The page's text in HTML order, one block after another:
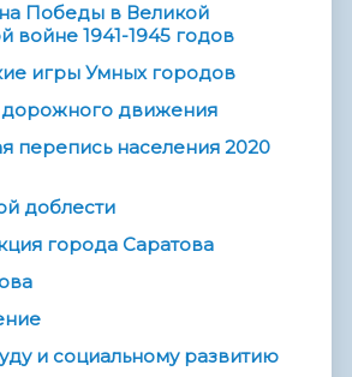
Победы в Великой
войне 1941-1945 годов
игры Умных городов
дорожного движения
перепись населения 2020
доблести
города Саратова
и социальному развитию